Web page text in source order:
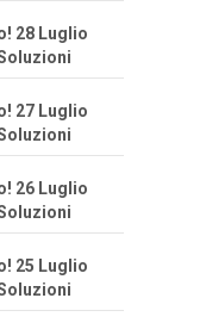
28 Luglio
27 Luglio
26 Luglio
25 Luglio